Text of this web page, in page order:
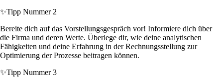
✨Tipp Nummer 2
Bereite dich auf das Vorstellungsgespräch vor! Informiere dich über
die Firma und deren Werte. Überlege dir, wie deine analytischen
Fähigkeiten und deine Erfahrung in der Rechnungsstellung zur
Optimierung der Prozesse beitragen können.
✨Tipp Nummer 3